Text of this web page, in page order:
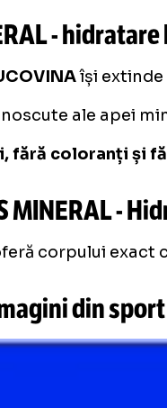
-
își extinde
ale apei
fără coloranți și
MINERAL -
corpului exact
din sport